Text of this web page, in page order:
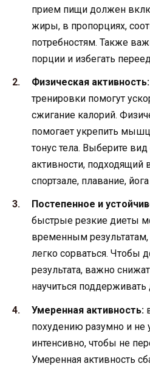
прием пищи должен
жиры, в пропорциях,
потребностям. Также
порции и избегать
Физическая активность:
тренировки помогут
сжигание калорий.
помогает укрепить
тонус тела. Выберите
активности, подходящий
спортзале, плавание,
Постепенное и
быстрые резкие диеты
временным
легко сорваться. Чтобы
результата, важно
научиться поддерживать
Умеренная активность:
похудению разумно и не
интенсивно, чтобы не
Умеренная активность